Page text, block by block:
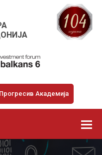
Прогресив Академија